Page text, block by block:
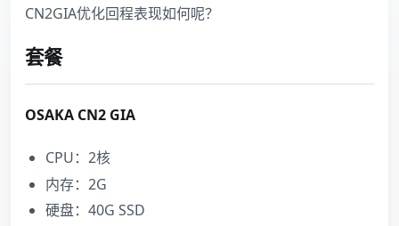
CN2GIA优化回程表现如何呢？
套餐
OSAKA CN2 GIA
CPU：2核
内存：2G
硬盘：40G SSD